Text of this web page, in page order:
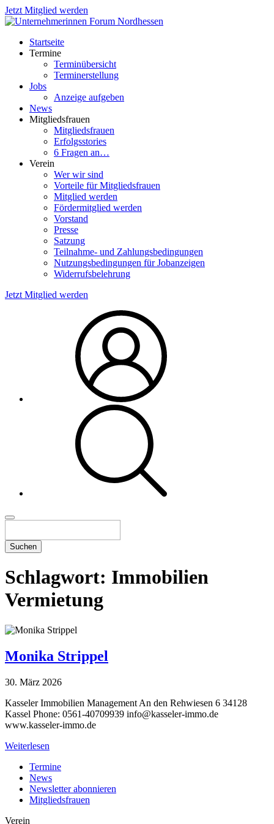
Jetzt Mitglied werden
Startseite
Termine
Terminübersicht
Terminerstellung
Jobs
Anzeige aufgeben
News
Mitgliedsfrauen
Mitgliedsfrauen
Erfolgsstories
6 Fragen an…
Verein
Wer wir sind
Vorteile für Mitgliedsfrauen
Mitglied werden
Fördermitglied werden
Vorstand
Presse
Satzung
Teilnahme- und Zahlungsbedingungen
Nutzungsbedingungen für Jobanzeigen
Widerrufsbelehrung
Jetzt Mitglied werden
Suchen
Schlagwort: Immobilien
Vermietung
Monika Strippel
30. März 2026
Kasseler Immobilien Management An den Rehwiesen 6 34128
Kassel Phone: 0561-40709939 info@kasseler-immo.de
www.kasseler-immo.de
Weiterlesen
Termine
News
Newsletter abonnieren
Mitgliedsfrauen
Verein